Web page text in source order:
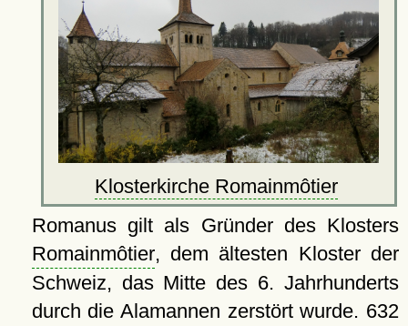
Klosterkirche Romainmôtier
Romanus gilt als Gründer des Klosters
Romainmôtier, dem ältesten Kloster der
Schweiz, das Mitte des 6. Jahrhunderts
durch die Alamannen zerstört wurde. 632